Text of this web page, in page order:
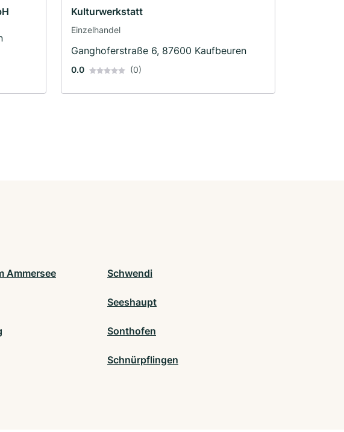
Kulturwerkstatt
Einzelhandel
Ganghoferstraße 6, 87600 Kaufbeuren
0.0 (0)
Ammersee Schwendi
Seeshaupt
Sonthofen
Schnürpflingen